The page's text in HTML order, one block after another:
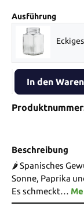
Ausführung
Produkt Anzahl:
In den
Beschreibung
🌶️ Spanisches
Sonne, Paprika
Es schmeckt…